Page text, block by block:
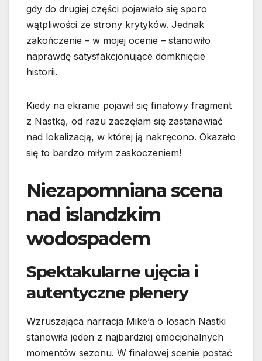
gdy do drugiej części pojawiało się sporo
wątpliwości ze strony krytyków. Jednak
zakończenie – w mojej ocenie – stanowiło
naprawdę satysfakcjonujące domknięcie
historii.
Kiedy na ekranie pojawił się finałowy fragment
z Nastką, od razu zaczęłam się zastanawiać
nad lokalizacją, w której ją nakręcono. Okazało
się to bardzo miłym zaskoczeniem!
Niezapomniana scena
nad islandzkim
wodospadem
Spektakularne ujęcia i
autentyczne plenery
Wzruszająca narracja Mike’a o losach Nastki
stanowiła jeden z najbardziej emocjonalnych
momentów sezonu. W finałowej scenie postać